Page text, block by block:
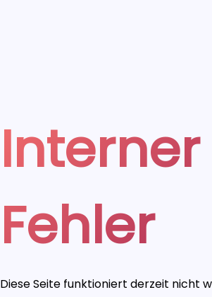
Fehler
Diese Seite funktioniert derzeit nicht